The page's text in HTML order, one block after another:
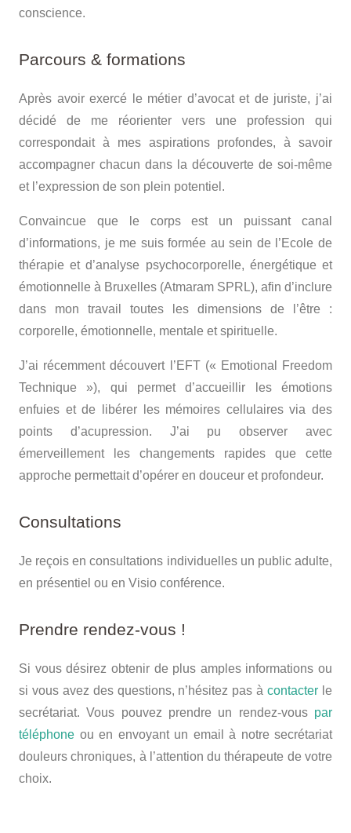
conscience.
Parcours & formations
Après avoir exercé le métier d’avocat et de juriste, j’ai
décidé de me réorienter vers une profession qui
correspondait à mes aspirations profondes, à savoir
accompagner chacun dans la découverte de soi-même
et l’expression de son plein potentiel.
Convaincue que le corps est un puissant canal
d’informations, je me suis formée au sein de l’Ecole de
thérapie et d’analyse psychocorporelle, énergétique et
émotionnelle à Bruxelles (Atmaram SPRL), afin d’inclure
dans mon travail toutes les dimensions de l’être :
corporelle, émotionnelle, mentale et spirituelle.
J’ai récemment découvert l’EFT (« Emotional Freedom
Technique »), qui permet d’accueillir les émotions
enfuies et de libérer les mémoires cellulaires via des
points d’acupression. J’ai pu observer avec
émerveillement les changements rapides que cette
approche permettait d’opérer en douceur et profondeur.
Consultations
Je reçois en consultations individuelles un public adulte,
en présentiel ou en Visio conférence.
Prendre rendez-vous !
Si vous désirez obtenir de plus amples informations ou
si vous avez des questions, n’hésitez pas àcontacter le
secrétariat. Vous pouvez prendre un rendez-vous par
téléphone ou en envoyant un email à notre secrétariat
douleurs chroniques, à l’attention du thérapeute de votre
choix.